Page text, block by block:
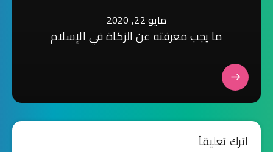
مايو 22, 2020
ما يجب معرفته عن الزكاة في الإسلام
اترك تعليقاً